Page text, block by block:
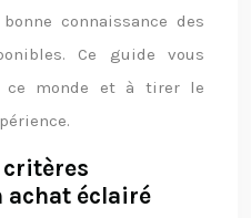
connaissance des
Ce guide vous
ce monde et à tirer le
critères
achat éclairé